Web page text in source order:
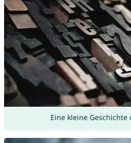
Eine kleine Geschichte